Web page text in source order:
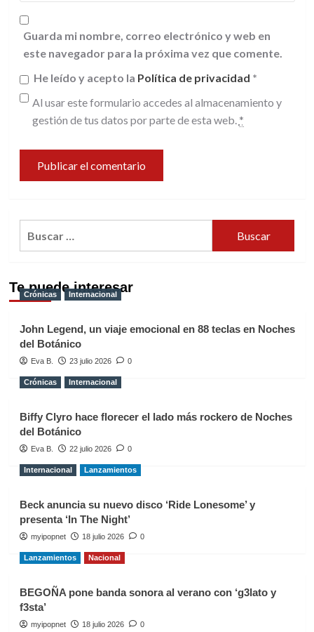
Guarda mi nombre, correo electrónico y web en
este navegador para la próxima vez que comente.
He leído y acepto la Política de privacidad *
Al usar este formulario accedes al almacenamiento y
gestión de tus datos por parte de esta web. *
Te puede interesar
Crónicas Internacional
John Legend, un viaje emocional en 88 teclas en Noches
del Botánico
Eva B. 23 julio 2026 0
Crónicas Internacional
Biffy Clyro hace florecer el lado más rockero de Noches
del Botánico
Eva B. 22 julio 2026 0
Internacional Lanzamientos
Beck anuncia su nuevo disco ‘Ride Lonesome’ y
presenta ‘In The Night’
myipopnet 18 julio 2026 0
Lanzamientos Nacional
BEGOÑA pone banda sonora al verano con ‘g3lato y
f3sta’
myipopnet 18 julio 2026 0